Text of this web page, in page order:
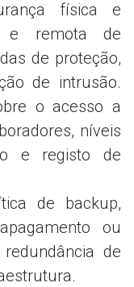
física e
e remota de
de proteção,
de intrusão.
o acesso a
níveis
e registo de
de backup,
ou
de